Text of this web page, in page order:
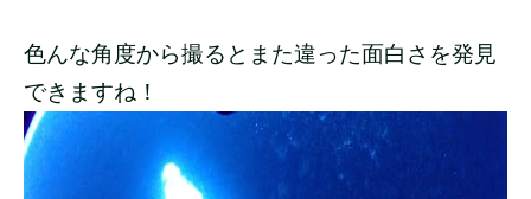
色んな角度から撮るとまた違った面白さを発見
できますね！